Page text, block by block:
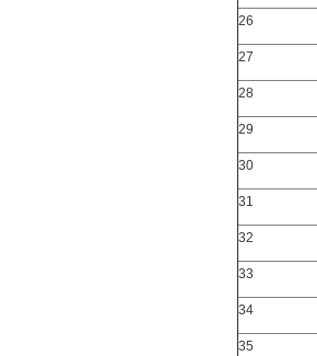
26
27
28
29
30
31
32
33
34
35